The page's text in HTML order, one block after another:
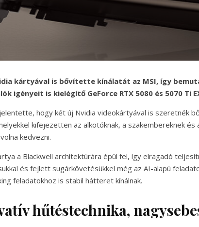
kártyával is bővítette kínálatát az MSI, így
igényeit is kielégítő GeForce RTX 5080 és 5070 Ti
hogy két új Nvidia videokártyával is szeretnék
kifejezetten az alkotóknak, a szakembereknek és
kedvezni.
a Blackwell architektúrára épül fel, így elragadó
és fejlett sugárkövetésükkel még az AI-alapú
feladatokhoz is stabil hátteret kínálnak.
hűtéstechnika,